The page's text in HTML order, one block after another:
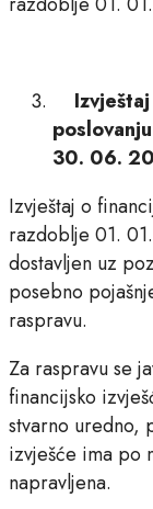
30. 06.
Izvještaj o
razdoblje 01.
dostavljen uz
posebno
raspravu.
Za raspravu se
financijsko
stvarno uredno,
izvješće ima po
napravljena.